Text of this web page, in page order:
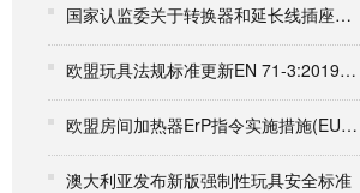
国家认监委关于转换器和延长线插座产品强制性产品认证要求的公告
欧盟玩具法规标准更新EN 71-3:2019+A1:2021
欧盟房间加热器ErP指令实施措施(EU)2015/1188发布
澳大利亚发布新版强制性玩具安全标准